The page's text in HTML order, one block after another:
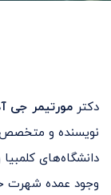
دکتر مورتیمر جی
نویسنده و متخصص
دانشگاه‌های
وجود عمده شهرت